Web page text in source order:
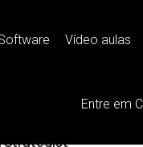
Vídeo aulas
Entre em
Strategist